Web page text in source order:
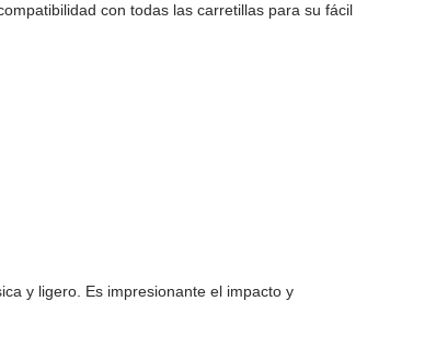
con todas las carretillas para su fácil
y ligero. Es impresionante el impacto y